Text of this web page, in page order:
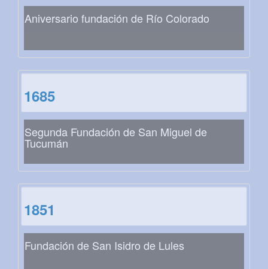
Aniversario fundación de Río Colorado
1685
Segunda Fundación de San Miguel de
Tucumán
1851
Fundación de San Isidro de Lules